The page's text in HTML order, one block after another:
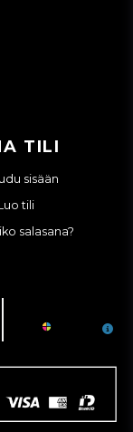
TILI
sisään
tili
salasana?